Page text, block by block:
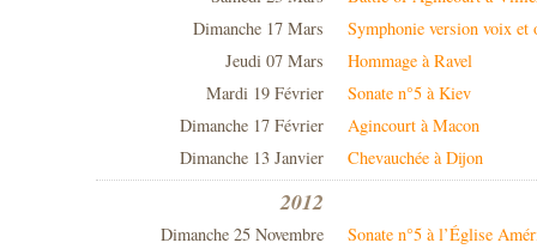
Dimanche 17 Mars
Symphonie version voix et
Jeudi 07 Mars
Hommage à Ravel
Mardi 19 Février
Sonate n°5 à Kiev
Dimanche 17 Février
Agincourt à Macon
Dimanche 13 Janvier
Chevauchée à Dijon
2012
Dimanche 25 Novembre
Sonate n°5 à l’Église